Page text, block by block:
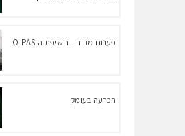
פענוח מהיר – חשיפת ה-O-PAS
הכרעה בעומק